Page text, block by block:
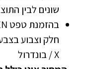
שונים לבין
חלק וצבוע
X / בונדרול